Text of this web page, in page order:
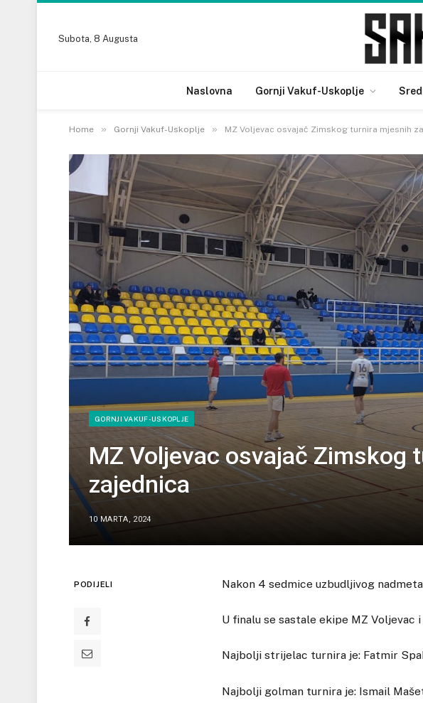
Subota, 8 Augusta
Naslovna Gornji Vakuf-Uskoplje
Home » Gornji Vakuf-Uskoplje » MZ Voljevac osvajač Zimskog turnira mjesnih
GORNJI VAKUF-USKOPLJE
MZ Voljevac osvajač Zimskog
zajednica
10 MARTA, 2024
PODIJELI Nakon 4 sedmice uzbudljivog
U finalu se sastale ekipe MZ Voljevac
Najbolji strijelac turnira je: Fatmir
Najbolji golman turnira je: Ismail